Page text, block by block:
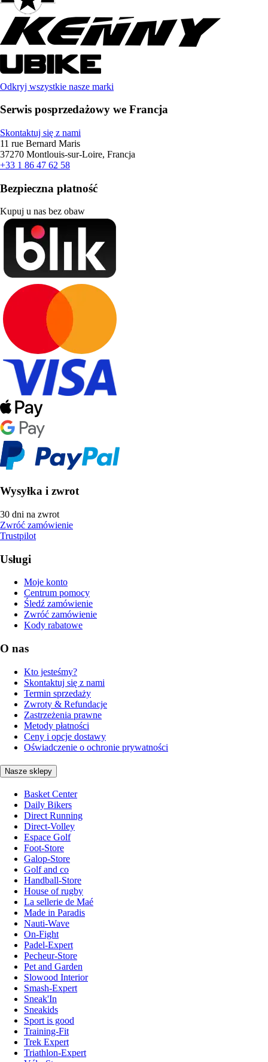
Odkryj wszystkie nasze marki
Serwis posprzedażowy we Francja
Skontaktuj się z nami
11 rue Bernard Maris
37270 Montlouis-sur-Loire, Francja
+33 1 86 47 62 58
Bezpieczna płatność
Kupuj u nas bez obaw
Wysyłka i zwrot
30 dni na zwrot
Zwróć zamówienie
Trustpilot
Usługi
Moje konto
Centrum pomocy
Śledź zamówienie
Zwróć zamówienie
Kody rabatowe
O nas
Kto jesteśmy?
Skontaktuj się z nami
Termin sprzedaży
Zwroty & Refundacje
Zastrzeżenia prawne
Metody płatności
Ceny i opcje dostawy
Oświadczenie o ochronie prywatności
Nasze sklepy
Basket Center
Daily Bikers
Direct Running
Direct-Volley
Espace Golf
Foot-Store
Galop-Store
Golf and co
Handball-Store
House of rugby
La sellerie de Maé
Made in Paradis
Nauti-Wave
On-Fight
Padel-Expert
Pecheur-Store
Pet and Garden
Slowood Interior
Smash-Expert
Sneak'In
Sneakids
Sport is good
Training-Fit
Trek Expert
Triathlon-Expert